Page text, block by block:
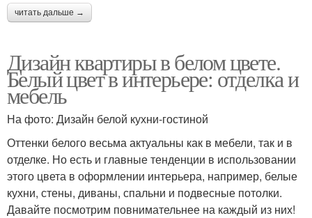
читать дальше →
Дизайн квартиры в белом цвете.
Белый цвет в интерьере: отделка и
мебель
На фото: Дизайн белой кухни-гостиной
Оттенки белого весьма актуальны как в мебели, так и в
отделке. Но есть и главные тенденции в использовании
этого цвета в оформлении интерьера, например, белые
кухни, стены, диваны, спальни и подвесные потолки.
Давайте посмотрим повнимательнее на каждый из них!